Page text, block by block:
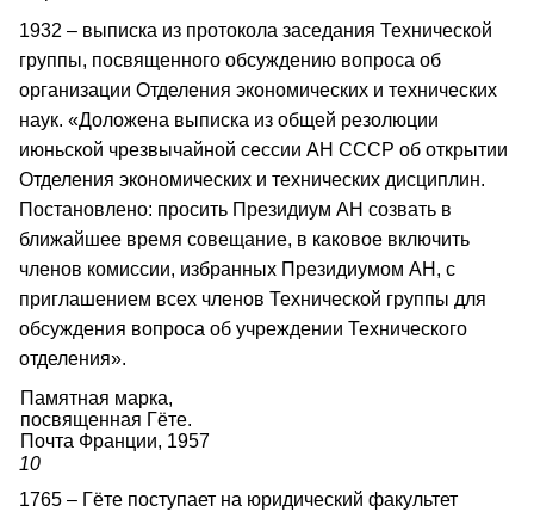
1932 – выписка из протокола заседания Технической
группы, посвященного обсуждению вопроса об
организации Отделения экономических и технических
наук. «Доложена выписка из общей резолюции
июньской чрезвычайной сессии АН СССР об открытии
Отделения экономических и технических дисциплин.
Постановлено: просить Президиум АН созвать в
ближайшее время совещание, в каковое включить
членов комиссии, избранных Президиумом АН, с
приглашением всех членов Технической группы для
обсуждения вопроса об учреждении Технического
отделения».
Памятная марка,
посвященная Гёте.
Почта Франции, 1957
10
1765 – Гёте поступает на юридический факультет